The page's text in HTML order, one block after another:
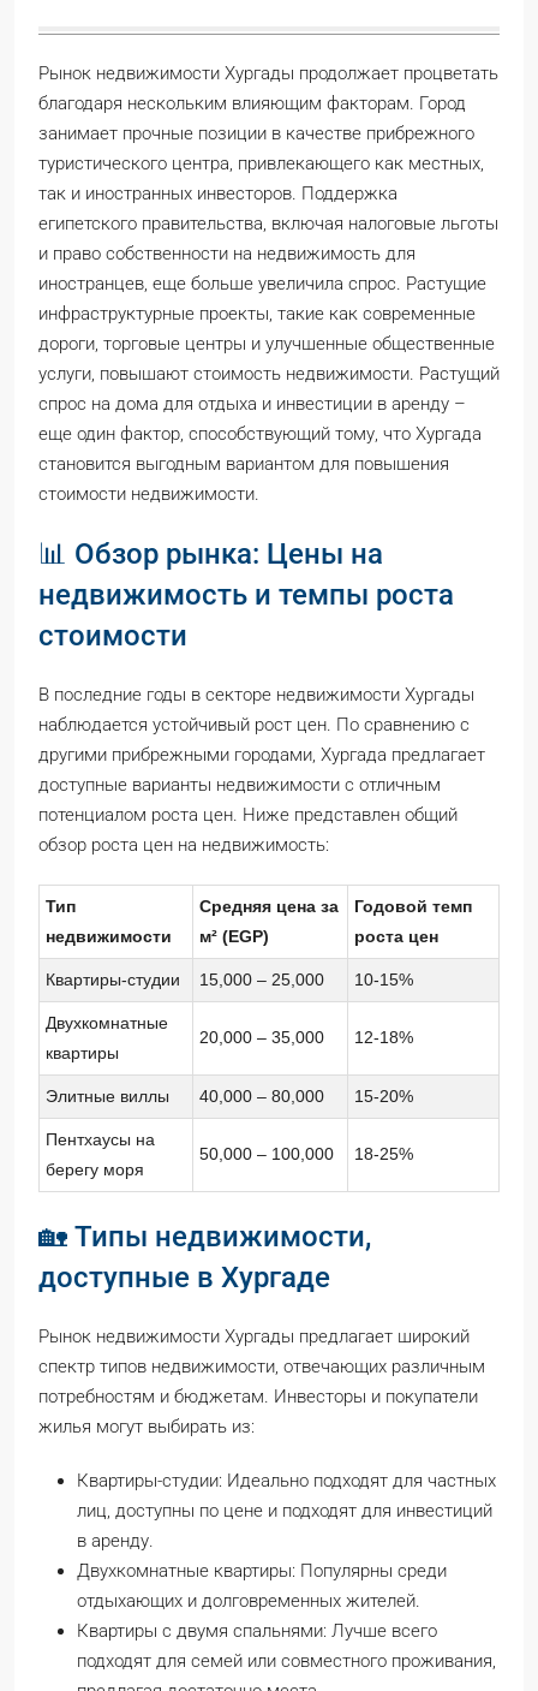
Рынок недвижимости Хургады продолжает процветать
благодаря нескольким влияющим факторам. Город
занимает прочные позиции в качестве прибрежного
туристического центра, привлекающего как местных,
так и иностранных инвесторов. Поддержка
египетского правительства, включая налоговые льготы
и право собственности на недвижимость для
иностранцев, еще больше увеличила спрос. Растущие
инфраструктурные проекты, такие как современные
дороги, торговые центры и улучшенные общественные
услуги, повышают стоимость недвижимости. Растущий
спрос на дома для отдыха и инвестиции в аренду –
еще один фактор, способствующий тому, что Хургада
становится выгодным вариантом для повышения
стоимости недвижимости.
📊 Обзор рынка: Цены на
недвижимость и темпы роста
стоимости
В последние годы в секторе недвижимости Хургады
наблюдается устойчивый рост цен. По сравнению с
другими прибрежными городами, Хургада предлагает
доступные варианты недвижимости с отличным
потенциалом роста цен. Ниже представлен общий
обзор роста цен на недвижимость:
Тип
недвижимости
Средняя цена за
м² (EGP)
Годовой темп
роста цен
Квартиры-студии 15,000 – 25,000 10-15%
Двухкомнатные
квартиры
20,000 – 35,000 12-18%
Элитные виллы 40,000 – 80,000 15-20%
Пентхаусы на
берегу моря
50,000 – 100,000 18-25%
🏡 Типы недвижимости,
доступные в Хургаде
Рынок недвижимости Хургады предлагает широкий
спектр типов недвижимости, отвечающих различным
потребностям и бюджетам. Инвесторы и покупатели
жилья могут выбирать из:
Квартиры-студии: Идеально подходят для частных
лиц, доступны по цене и подходят для инвестиций
в аренду.
Двухкомнатные квартиры: Популярны среди
отдыхающих и долговременных жителей.
Квартиры с двумя спальнями: Лучше всего
подходят для семей или совместного проживания,